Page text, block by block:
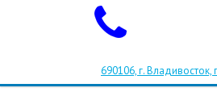
690106, г. Владивосток,